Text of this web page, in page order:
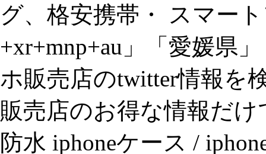
グ、格安携帯・ スマー
+xr+mnp+au」「愛媛県
ホ販売店のtwitter情報を
販売店のお得な情報だ
防水 iphoneケース /